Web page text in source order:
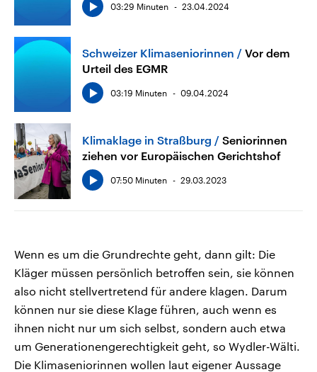
03:29 Minuten 23.04.2024
Schweizer Klimaseniorinnen
Vor dem
Urteil des EGMR
03:19 Minuten 09.04.2024
Klimaklage in Straßburg
Seniorinnen
ziehen vor Europäischen Gerichtshof
07:50 Minuten 29.03.2023
Wenn es um die Grundrechte geht, dann gilt: Die
Kläger müssen persönlich betroffen sein, sie können
also nicht stellvertretend für andere klagen. Darum
können nur sie diese Klage führen, auch wenn es
ihnen nicht nur um sich selbst, sondern auch etwa
um Generationengerechtigkeit geht, so Wydler-Wälti.
Die Klimaseniorinnen wollen laut eigener Aussage